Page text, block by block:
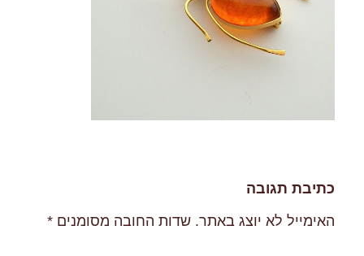
כתיבת תגובה
האימייל לא יוצג באתר. שדות החובה מסומנים *